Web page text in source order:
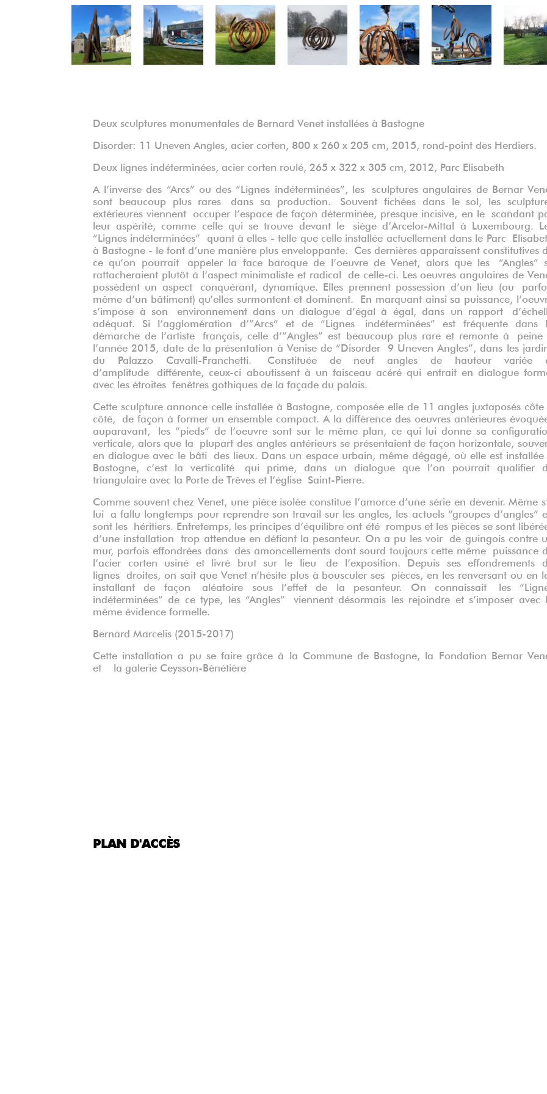
Enlèvement de Disorder: 11 Uneven Angles à
Installation de Disorder: 11 Uneven Angles au rond-point des
Précédent
Deux sculptures monumentales de Bernard Venet installées à Bastogne
Disorder: 11 Uneven Angles, acier corten, 800 x 260 x 205 cm, 2015, rond-point des Herdiers.
Deux lignes indéterminées, acier corten roulé, 265 x 322 x 305 cm, 2012, Parc Elisabeth
A l’inverse des “Arcs” ou des “Lignes indéterminées”, les sculptures angulaires de Bernar
sont beaucoup plus rares dans sa production. Souvent fichées dans le sol, les
extérieures viennent occuper l’espace de façon déterminée, presque incisive, en le scandant
leur aspérité, comme celle qui se trouve devant le siège d’Arcelor-Mittal à Luxembourg.
“Lignes indéterminées” quant à elles - telle que celle installée actuellement dans le Parc
à Bastogne - le font d’une manière plus enveloppante. Ces dernières apparaissent constitutives
ce qu’on pourrait appeler la face baroque de l’oeuvre de Venet, alors que les “Angles”
rattacheraient plutôt à l’aspect minimaliste et radical de celle-ci. Les oeuvres angulaires de
possèdent un aspect conquérant, dynamique. Elles prennent possession d’un lieu (ou
même d’un bâtiment) qu’elles surmontent et dominent. En marquant ainsi sa puissance,
s’impose à son environnement dans un dialogue d’égal à égal, dans un rapport
adéquat. Si l’agglomération d’”Arcs” et de “Lignes indéterminées” est fréquente dans
démarche de l’artiste français, celle d’”Angles” est beaucoup plus rare et remonte à peine
l’année 2015, date de la présentation à Venise de “Disorder 9 Uneven Angles”, dans les
du Palazzo Cavalli-Franchetti. Constituée de neuf angles de hauteur variée
d’amplitude différente, ceux-ci aboutissent à un faisceau acéré qui entrait en dialogue
avec les étroites fenêtres gothiques de la façade du palais.
Cette sculpture annonce celle installée à Bastogne, composée elle de 11 angles juxtaposés côte
côté, de façon à former un ensemble compact. A la différence des oeuvres antérieures
auparavant, les “pieds” de l’oeuvre sont sur le même plan, ce qui lui donne sa
verticale, alors que la plupart des angles antérieurs se présentaient de façon horizontale,
en dialogue avec le bâti des lieux. Dans un espace urbain, même dégagé, où elle est installée
Bastogne, c’est la verticalité qui prime, dans un dialogue que l’on pourrait qualifier
triangulaire avec la Porte de Trêves et l’église Saint-Pierre.
Comme souvent chez Venet, une pièce isolée constitue l’amorce d’une série en devenir. Même
lui a fallu longtemps pour reprendre son travail sur les angles, les actuels “groupes d’angles”
sont les héritiers. Entretemps, les principes d’équilibre ont été rompus et les pièces se sont
d’une installation trop attendue en défiant la pesanteur. On a pu les voir de guingois contre
mur, parfois effondrées dans des amoncellements dont sourd toujours cette même puissance
l’acier corten usiné et livré brut sur le lieu de l’exposition. Depuis ses effondrements
lignes droites, on sait que Venet n’hésite plus à bousculer ses pièces, en les renversant ou en
installant de façon aléatoire sous l’effet de la pesanteur. On connaissait les
indéterminées” de ce type, les “Angles” viennent désormais les rejoindre et s’imposer avec
même évidence formelle.
Bernard Marcelis (2015-2017)
Cette installation a pu se faire grâce à la Commune de Bastogne, la Fondation Bernar
et la galerie Ceysson-Bénétière
PLAN D'ACCÈS